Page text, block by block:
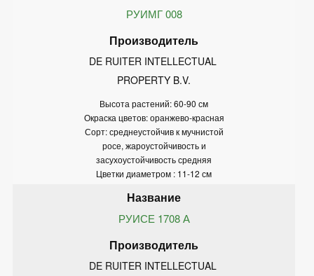
РУИМГ 008
DE RUITER INTELLECTUAL
PROPERTY B.V.
Высота растений: 60-90 см
Окраска цветов: оранжево-красная
Сорт: среднеустойчив к мучнистой
росе, жароустойчивость и
засухоустойчивость средняя
Цветки диаметром : 11-12 см
РУИСЕ 1708 А
DE RUITER INTELLECTUAL